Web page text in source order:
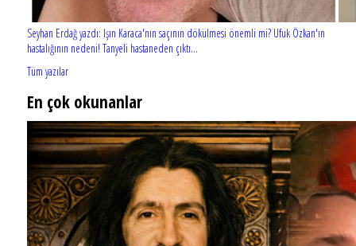
Seyhan Erdağ yazdı: Işın Karaca'nın saçının dökülmesi önemli mi? Ufuk Özkan'ın
hastalığının nedeni! Tanyeli hastaneden çıktı...
Tüm yazılar
En çok okunanlar